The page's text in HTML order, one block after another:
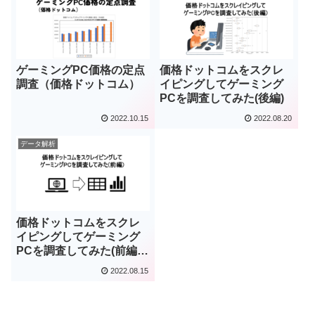
ゲーミングPC価格の定点
調査（価格ドットコム）
2022.10.15
価格ドットコムをスクレ
イピングしてゲーミング
PCを調査してみた(後編)
2022.08.20
データ解析
価格ドットコムをスクレ
イピングしてゲーミング
PCを調査してみた(前編)
2022.08.15